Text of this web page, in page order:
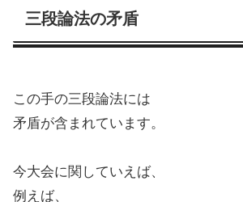
三段論法の矛盾
この手の三段論法には
矛盾が含まれています。
今大会に関していえば、
例えば、